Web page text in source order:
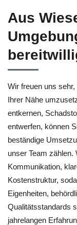
Aus
Wir freuen uns
Ihrer Nähe
entkernen,
entwerfen, können
beständige
unser Team
Kommunikation,
Kostenstruktur,
Eigenheiten,
Qualitätsstandards
jahrelangen